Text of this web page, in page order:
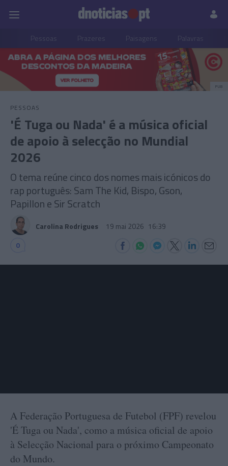
Pessoas Prazeres Paisagens Palavras
PUB
PESSOAS
'É Tuga ou Nada' é a música oficial
de apoio à selecção no Mundial
2026
O tema reúne cinco dos nomes mais icónicos do
rap português: Sam The Kid, Bispo, Gson,
Papillon e Sir Scratch
Carolina Rodrigues 19 mai 2026 16:39
0
A Federação Portuguesa de Futebol (FPF) revelou
'É Tuga ou Nada', como a música oficial de apoio
à Selecção Nacional para o próximo Campeonato
do Mundo.